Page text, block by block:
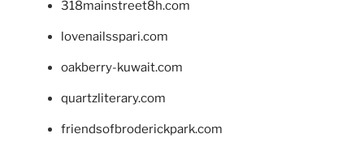
318mainstreet8h.com
lovenailsspari.com
oakberry-kuwait.com
quartzliterary.com
friendsofbroderickpark.com